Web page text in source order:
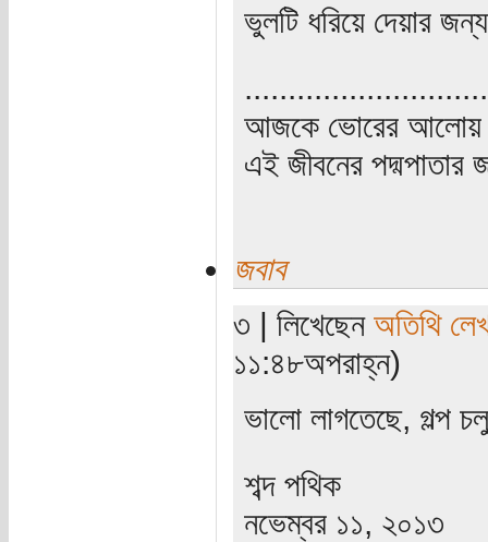
ভুলটি ধরিয়ে দেয়ার
আজকে ভোরের আলোয়
এই জীবনের পদ্মপাতার
জবাব
৩ | লিখেছেন অতিথি
১১:৪৮অপরাহ্ন)
ভালো লাগতেছে, গল্প
শব্দ পথিক
নভেম্বর ১১, ২০১৩